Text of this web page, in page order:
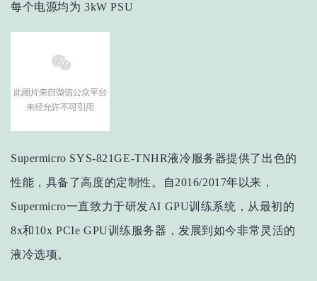
每个电源均为 3kW PSU
Supermicro SYS-821GE-TNHR液冷服务器提供了出色的
性能，具备了高度的定制性。自2016/2017年以来，
Supermicro一直致力于研发AI GPU训练系统，从最初的
8x和10x PCIe GPU训练服务器，发展到如今非常灵活的
液冷选项。